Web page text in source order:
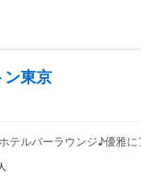
ン東京
ルバーラウンジ♪優雅に
人